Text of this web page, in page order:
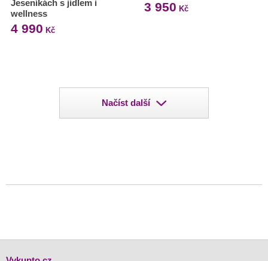
Jeseníkách s jídlem i
wellness
4 990 Kč
3 950 Kč
Načíst další